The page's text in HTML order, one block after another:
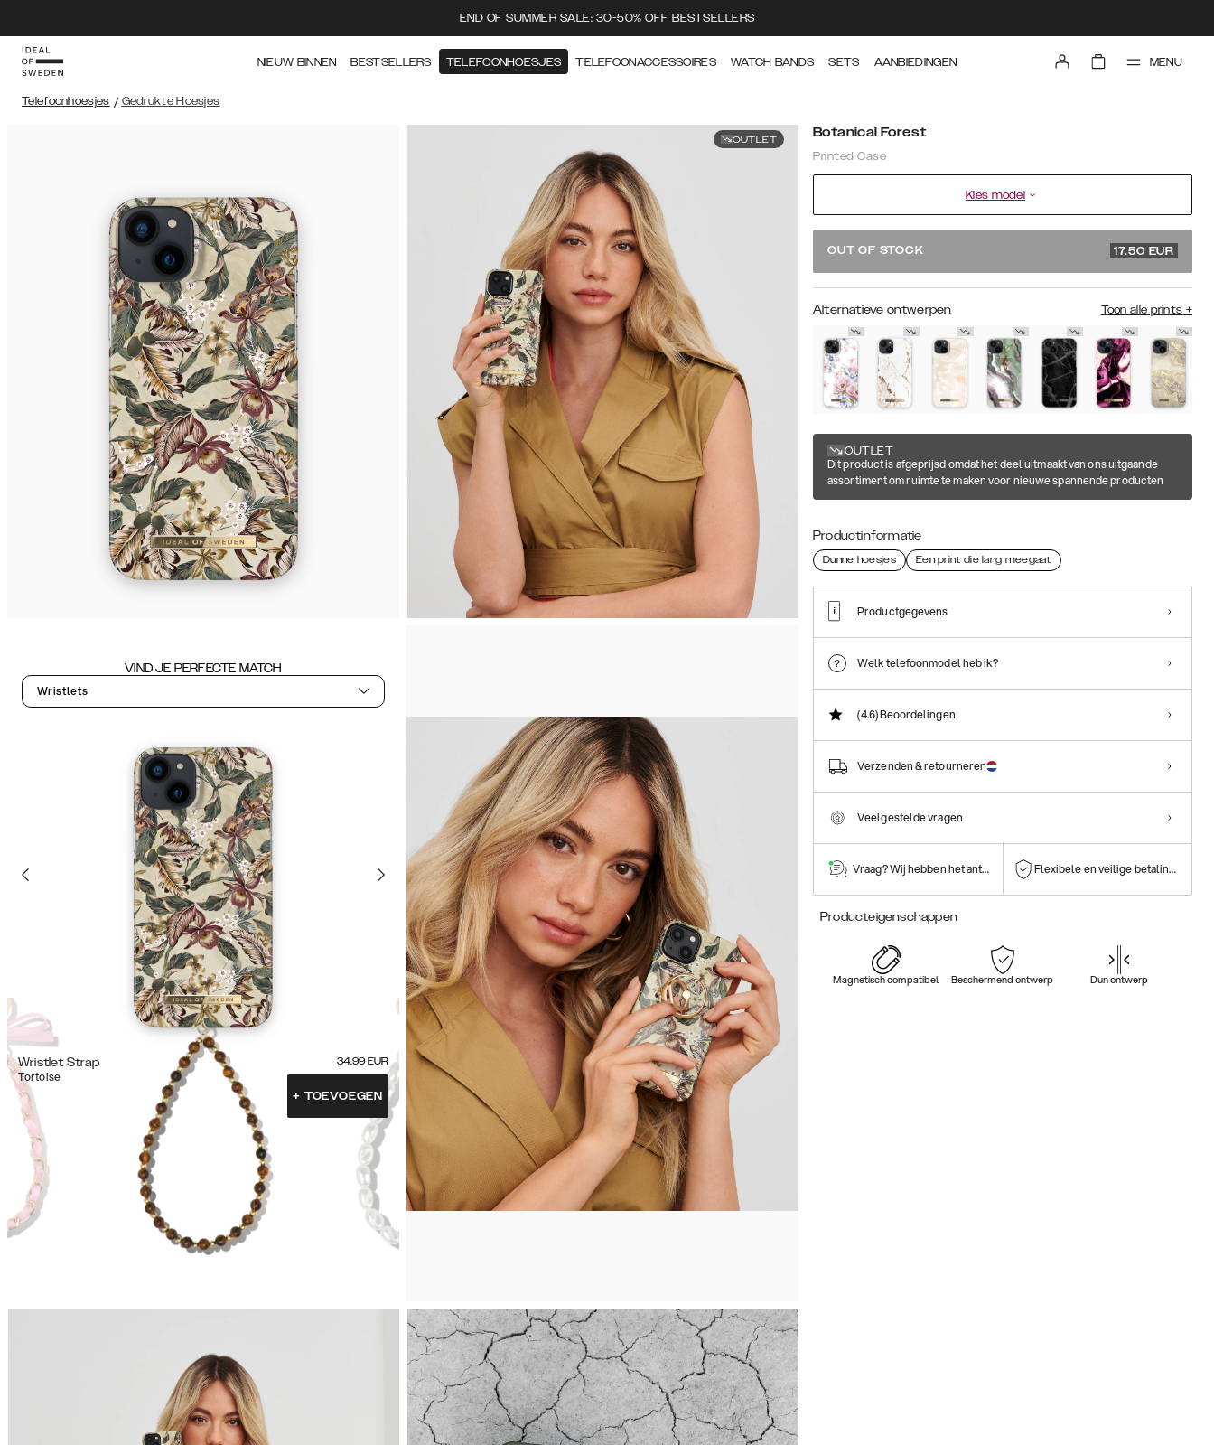
END OF SUMMER SALE: 30-50% OFF BESTSELLERS
NIEUW BINNEN BESTSELLERS TELEFOONHOESJES TELEFOONACCESSOIRES WATCH BANDS SETS AANBIEDINGEN MENU
Telefoonhoesjes / Gedrukte Hoesjes
OUTLET
VIND JE PERFECTE MATCH
Wristlets
Wristlet Strap
Tortoise
34.99 EUR
+ TOEVOEGEN
Botanical Forest
Printed Case
Kies model
OUT OF STOCK 17.50 EUR
Alternatieve ontwerpen Toon alle prints +
OUTLET
Dit product is afgeprijsd omdat het deel uitmaakt van ons uitgaande
assortiment om ruimte te maken voor nieuwe spannende producten
Productinformatie
Dunne hoesjes Een print die lang meegaat
Productgegevens
Welk telefoonmodel heb ik?
(4.6)Beoordelingen
Verzenden & retourneren
Veelgestelde vragen
Vraag? Wij hebben het antwoord! Flexibele en veilige betalingen
Producteigenschappen
Magnetisch compatibel Beschermend ontwerp Dun ontwerp